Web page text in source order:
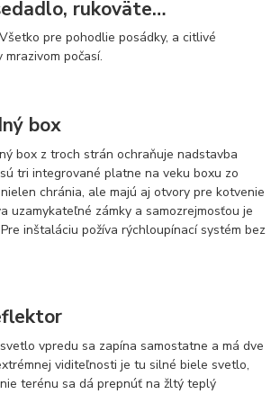
rukoväte…
pre pohodlie posádky, a citlivé
počasí.
box
box z troch strán ochraňuje nadstavba
tri integrované platne na veku boxu zo
chránia, ale majú aj otvory pre kotvenie
uzamykateľné zámky a samozrejmosťou je
inštaláciu požíva rýchloupínací systém bez
vpredu sa zapína samostatne a má dve
viditeľnosti je tu silné biele svetlo,
terénu sa dá prepnúť na žltý teplý